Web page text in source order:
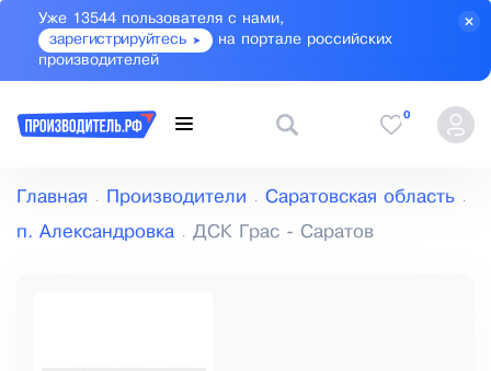
Уже 13544 пользователя с нами,
зарегистрируйтесь
на портале российских
производителей
0
Главная Производители Саратовская область
п. Александровка ДСК Грас - Саратов